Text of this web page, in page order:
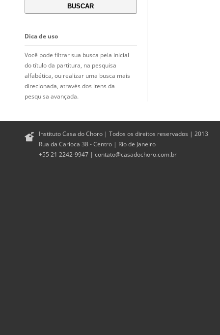
Dica de uso
Você pode filtrar sua busca pela inicial
do título da partitura, na pesquisa
alfabética, ou realizar uma busca mais
direcionada, através dos itens da
pesquisa avançada.
Instituto Casa do Choro | Todos os direitos reservados | 2013
Rua da Carioca 38 - Centro | Rio de Janeiro
+55 21 2242-9947 | contato@casadochoro.com.br